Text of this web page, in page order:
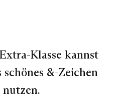
Klasse kannst
&-Zeichen